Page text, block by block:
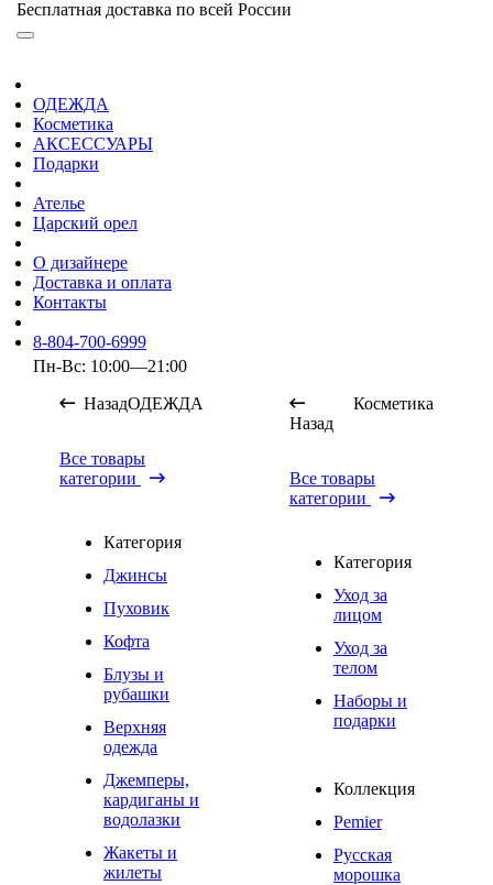
Бесплатная доставка по всей России
ОДЕЖДА
Косметика
АКСЕССУАРЫ
Подарки
Ателье
Царский орел
О дизайнере
Доставка и оплата
Контакты
8-804-700-6999
Пн-Вс: 10:00—21:00
НазадОДЕЖДА
Все товары
категории
Категория
Джинсы
Пуховик
Кофта
Блузы и
рубашки
Верхняя
одежда
Джемперы,
кардиганы и
водолазки
Жакеты и
жилеты
Назад
Косметика
Все товары
категории
Категория
Уход за
лицом
Уход за
телом
Наборы и
подарки
Коллекция
Pemier
Русская
морошка